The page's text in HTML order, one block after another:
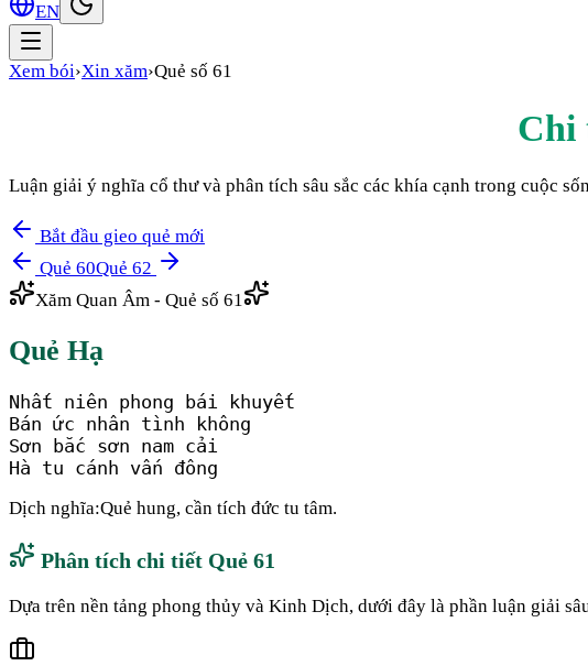
EN
Xem bói›Xin xăm›Quẻ số 61
Chi
Luận giải ý nghĩa cổ thư và phân tích sâu sắc các khía cạnh trong cuộc
Bắt đầu gieo quẻ mới
Quẻ 60Quẻ 62
Xăm Quan Âm - Quẻ số 61
Quẻ Hạ
Nhất niên phong bái khuyết
Bán ức nhân tình không
Sơn bắc sơn nam cải
Hà tu cánh vấn đông
Dịch nghĩa:Quẻ hung, cần tích đức tu tâm.
Phân tích chi tiết Quẻ 61
Dựa trên nền tảng phong thủy và Kinh Dịch, dưới đây là phần luận giải